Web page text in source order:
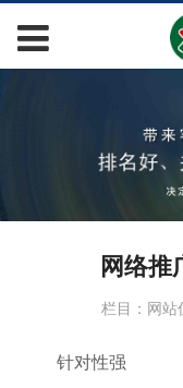
网络推
栏目：网站
针对性强